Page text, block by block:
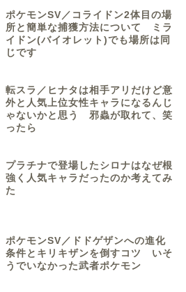
ポケモンSV／コライドン2体目の場
所と簡単な捕獲方法について ミラ
イドン(バイオレット)でも場所は同
じです
転スラ／ヒナタは相手アリだけど意
外と人気上位女性キャラになるんじ
ゃないかと思う 邪蟲が取れて、笑
ったら
プラチナで登場したシロナはなぜ根
強く人気キャラだったのか考えてみ
た
ポケモンSV／ドドゲザンへの進化
条件とキリキザンを倒すコツ いそ
うでいなかった武者ポケモン